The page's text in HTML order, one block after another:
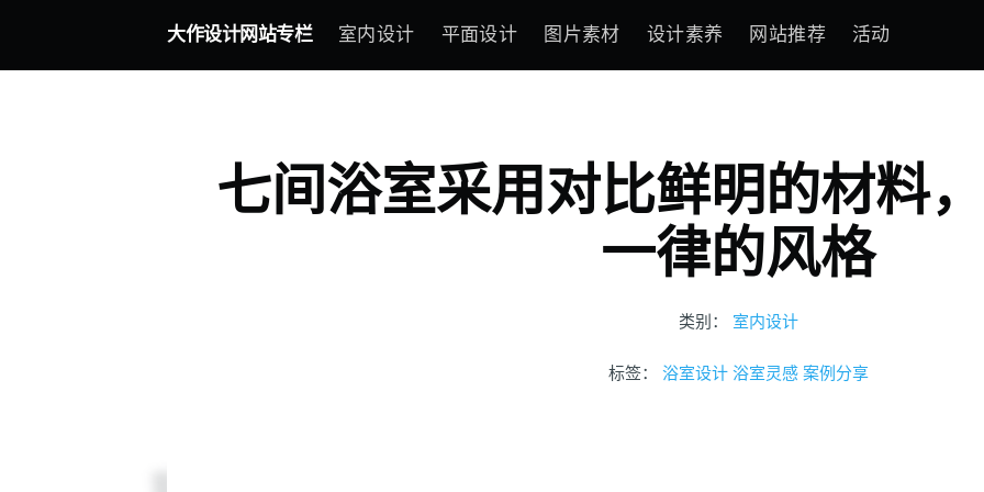
大作设计网站专栏 室内设计 平面设计 图片素材 设计素养 网站推荐 活动
七间浴室采用对比鲜明的材料
一律的风格
类别： 室内设计
标签： 浴室设计 浴室灵感 案例分享